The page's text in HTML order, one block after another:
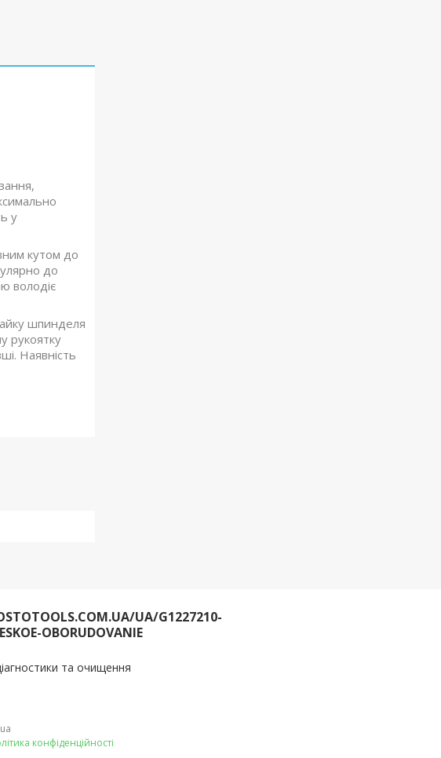
у
кутом до
до
володіє
шпинделя
рукоятку
Наявність
UA/G1227210-
OBORUDOVANIE
та очищення
конфіденційності